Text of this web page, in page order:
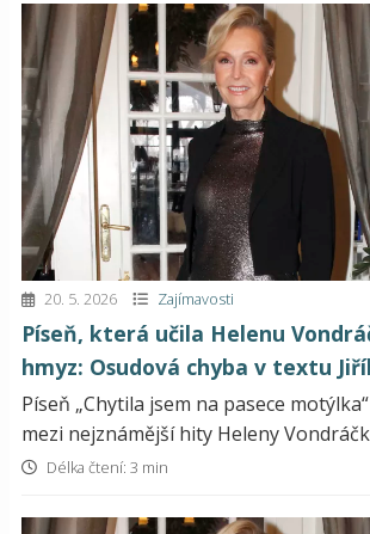
20. 5. 2026 Zajímavosti
Píseň, která učila Helenu
hmyz: Osudová chyba v textu
Píseň „Chytila jsem na pasece
mezi nejznámější hity Heleny
Délka čtení: 3 min